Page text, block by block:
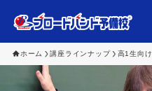
ホーム 講座ラインナップ 高1生向け